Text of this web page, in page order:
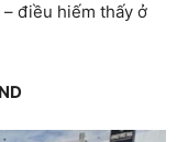
điều hiếm thấy ở